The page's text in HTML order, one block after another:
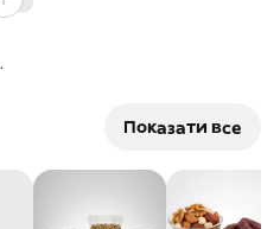
Показати все